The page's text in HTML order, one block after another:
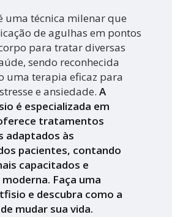
uma técnica milenar que
de agulhas em pontos
para tratar diversas
sendo reconhecida
uma terapia eficaz para
e ansiedade.A
é especializada em
tratamentos
adaptados às
pacientes, contando
capacitados e
Faça uma
e descubra como a
mudar sua vida.